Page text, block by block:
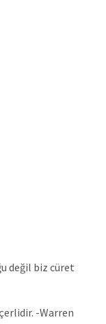
değil biz cüret
-Warren